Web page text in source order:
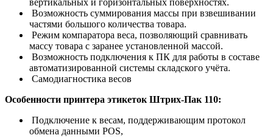
Возможность суммирования массы при взвешивании
частями большого количества товара.
Режим компаратора веса, позволяющий сравнивать
массу товара с заранее установленной массой.
Возможность подключения к ПК для работы в составе
автоматизированной системы складского учёта.
Самодиагностика весов
Особенности принтера этикеток Штрих-Пак 110:
Подключение к весам, поддерживающим протокол
обмена данными POS,